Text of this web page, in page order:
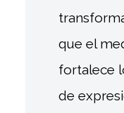
que el
fortalece
de